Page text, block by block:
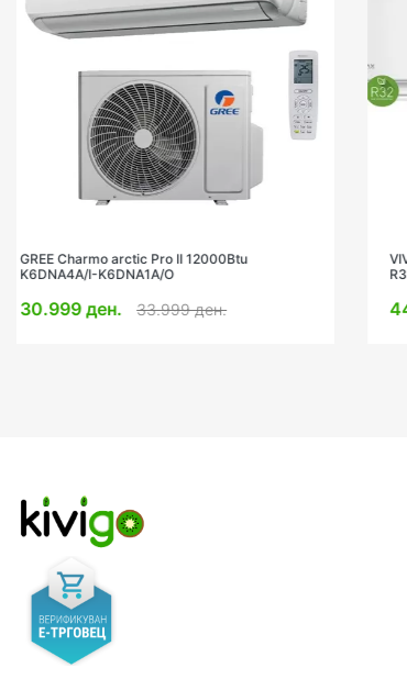
VIVAX COOL 18000BTU ACP-18CH50AERI+
R32
44.799 ден. 55.999 ден.